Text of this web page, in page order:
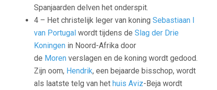
Spanjaarden delven het onderspit.
4 – Het christelijk leger van koning Sebastiaan I
van Portugal wordt tijdens de Slag der Drie
Koningen in Noord-Afrika door
de Moren verslagen en de koning wordt gedood.
Zijn oom, Hendrik, een bejaarde bisschop, wordt
als laatste telg van het huis Aviz-Beja wordt